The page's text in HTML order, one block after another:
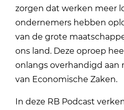
zorgen dat werken meer
ondernemers hebben
van de grote
ons land. Deze oproep
onlangs overhandigd aan
van Economische Zaken.
In deze RB Podcast